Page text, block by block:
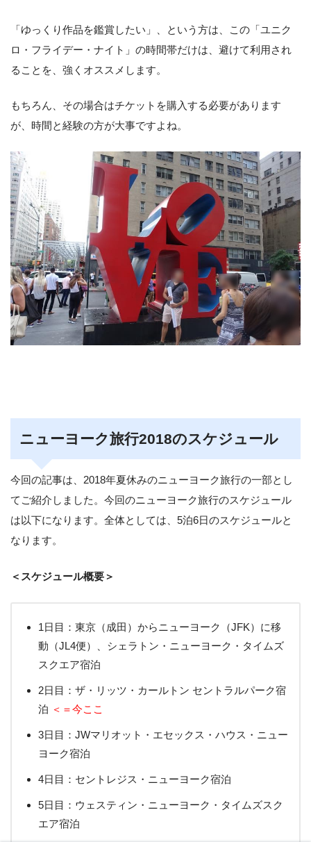
「ゆっくり作品を鑑賞したい」、という方は、この「ユニク
ロ・フライデー・ナイト」の時間帯だけは、避けて利用され
ることを、強くオススメします。
もちろん、その場合はチケットを購入する必要があります
が、時間と経験の方が大事ですよね。
ニューヨーク旅行2018のスケジュール
今回の記事は、2018年夏休みのニューヨーク旅行の一部とし
てご紹介しました。今回のニューヨーク旅行のスケジュール
は以下になります。全体としては、5泊6日のスケジュールと
なります。
＜スケジュール概要＞
1日目：東京（成田）からニューヨーク（JFK）に移
動（JL4便）、シェラトン・ニューヨーク・タイムズ
スクエア宿泊
2日目：ザ・リッツ・カールトン セントラルパーク宿
泊 ＜＝今ここ
3日目：JWマリオット・エセックス・ハウス・ニュー
ヨーク宿泊
4日目：セントレジス・ニューヨーク宿泊
5日目：ウェスティン・ニューヨーク・タイムズスク
エア宿泊